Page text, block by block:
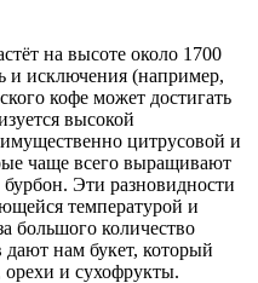
на высоте около 1700
и исключения (например,
кофе может достигать
высокой
цитрусовой и
чаще всего выращивают
Эти разновидности
температурой и
большого количество
нам букет, который
и сухофрукты.